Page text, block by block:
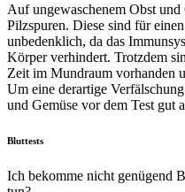
Auf ungewaschenem Obst
Pilzspuren. Diese sind für
unbedenklich, da das
Körper verhindert. Trotzdem
Zeit im Mundraum vorhanden
Um eine derartige
und Gemüse vor dem Test gut
Bluttests
Ich bekomme nicht genügend